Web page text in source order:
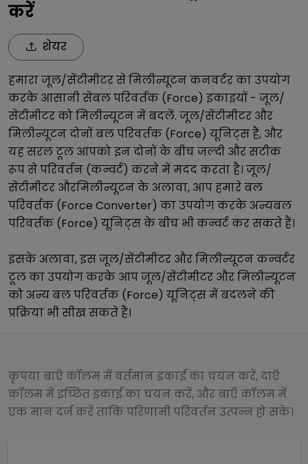
करें
शेयर
हमाराजूल/सेंटीमीटरसेमिलीन्यूटनकनवर्टर का उपयोग
करके आसानी सेबल परिवर्तक (Force) इकाइयों - जूल/
सेंटीमीटरकोमिलीन्यूटनमें बदलें. जूल/सेंटीमीटर और
मिलीन्यूटनदोनोंबल परिवर्तक (Force) यूनिट्स हैं, और
यह सरल टूल आपको इन दोनों के बीच जल्दी और सटीक
रूप से परिवर्तन (कन्वर्ट) करने में मदद करता है। जूल/
सेंटीमीटर औरमिलीन्यूटनके अलावा, आप हमारेबल
परिवर्तक (Force Converter) का उपयोग करके अन्यबल
परिवर्तक (Force) यूनिट्स के बीच भी कन्वर्ट कर सकते हैं।
इसके अलावा, इसजूल/सेंटीमीटर औरमिलीन्यूटनकन्वर्टर
टूल का उपयोग करके आपजूल/सेंटीमीटर औरमिलीन्यूटन
को अन्यबल परिवर्तक (Force) यूनिट्स में बदलने की
प्रक्रिया भी सीख सकते हैं।
कृपया बाएँ कॉलम में वर्तमान इकाई का चयन करें, दाएँ
कॉलम में इच्छित इकाई का चयन करें, और बाएँ कॉलम में
एक मान दर्ज करें ताकि परिणामी परिवर्तन उत्पन्न हो सके।